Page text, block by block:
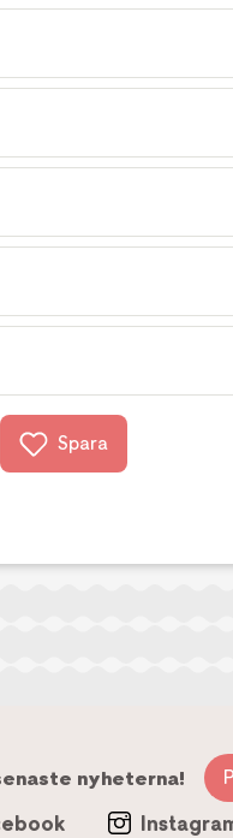
Spara
nyheterna!